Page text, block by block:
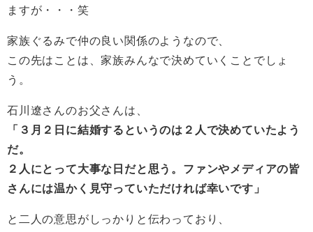
ますが・・・笑
家族ぐるみで仲の良い関係のようなので、
この先はことは、家族みんなで決めていくことでしょ
う。
石川遼さんのお父さんは、
「３月２日に結婚するというのは２人で決めていたよう
だ。
２人にとって大事な日だと思う。ファンやメディアの皆
さんには温かく見守っていただければ幸いです」
と二人の意思がしっかりと伝わっており、